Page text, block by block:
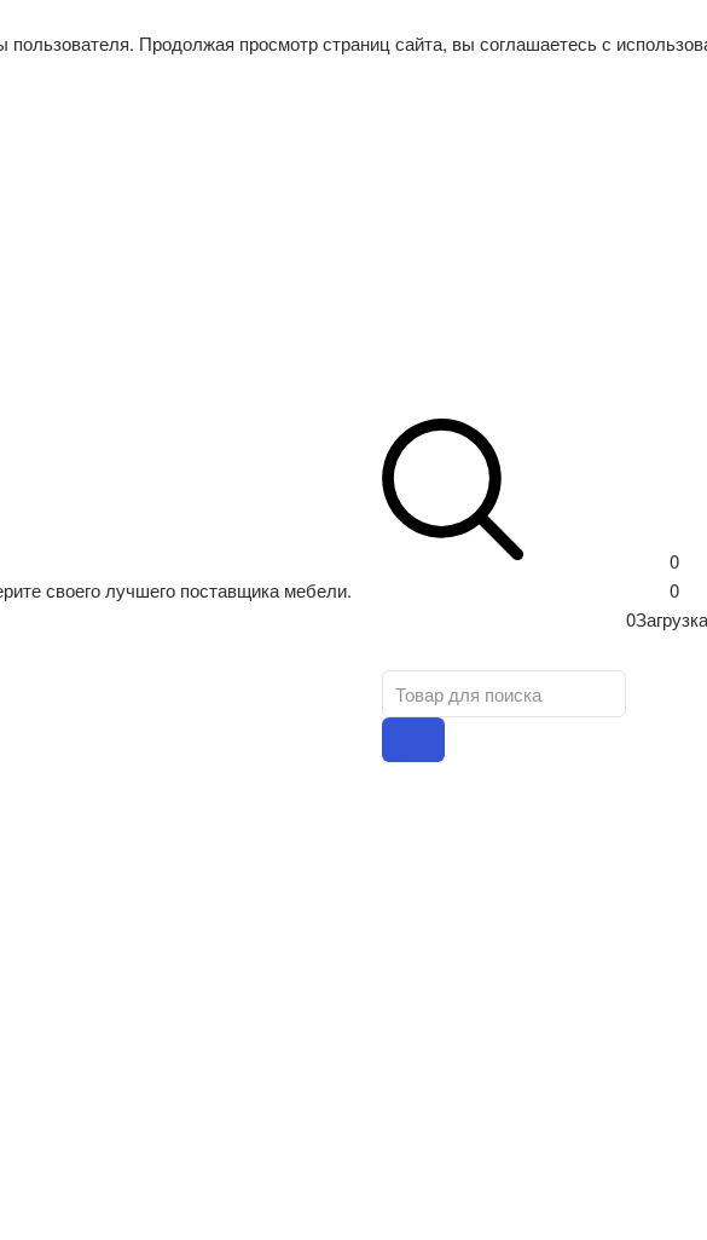
Продолжая просмотр страниц сайта, вы соглашаетесь с
своего лучшего поставщика мебели.
0
0
0